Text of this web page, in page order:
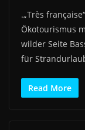
.„Très
Ökotourismus
wilder Seite
für
Read More